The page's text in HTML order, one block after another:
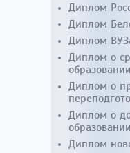
Диплом
Диплом
Диплом
Диплом о
образовании
Диплом о
Диплом о
образовании
Диплом